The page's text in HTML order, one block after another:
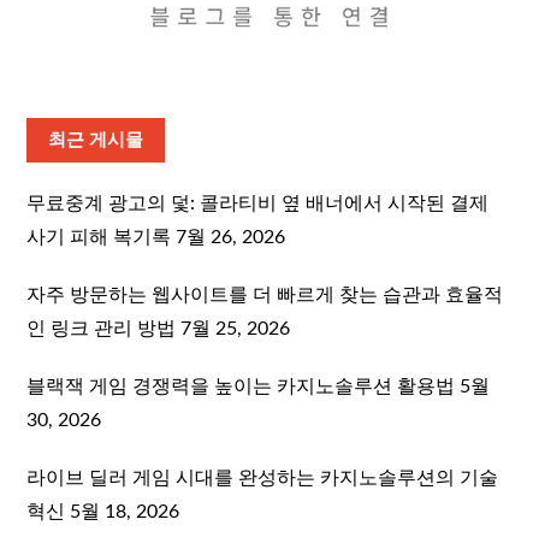
최근 게시물
무료중계 광고의 덫: 콜라티비 옆 배너에서 시작된 결제
사기 피해 복기록 7월 26, 2026
자주 방문하는 웹사이트를 더 빠르게 찾는 습관과 효율적
인 링크 관리 방법 7월 25, 2026
블랙잭 게임 경쟁력을 높이는 카지노솔루션 활용법 5월
30, 2026
라이브 딜러 게임 시대를 완성하는 카지노솔루션의 기술
혁신 5월 18, 2026